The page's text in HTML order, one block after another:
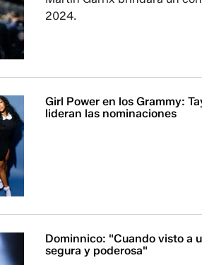
2024.
Girl Power en los Grammy:
lideran las nominaciones
Dominnico: "Cuando visto a
segura y poderosa"